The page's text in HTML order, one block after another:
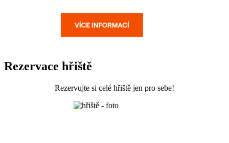
Rezervace hřiště
Rezervujte si celé hřiště jen pro sebe!